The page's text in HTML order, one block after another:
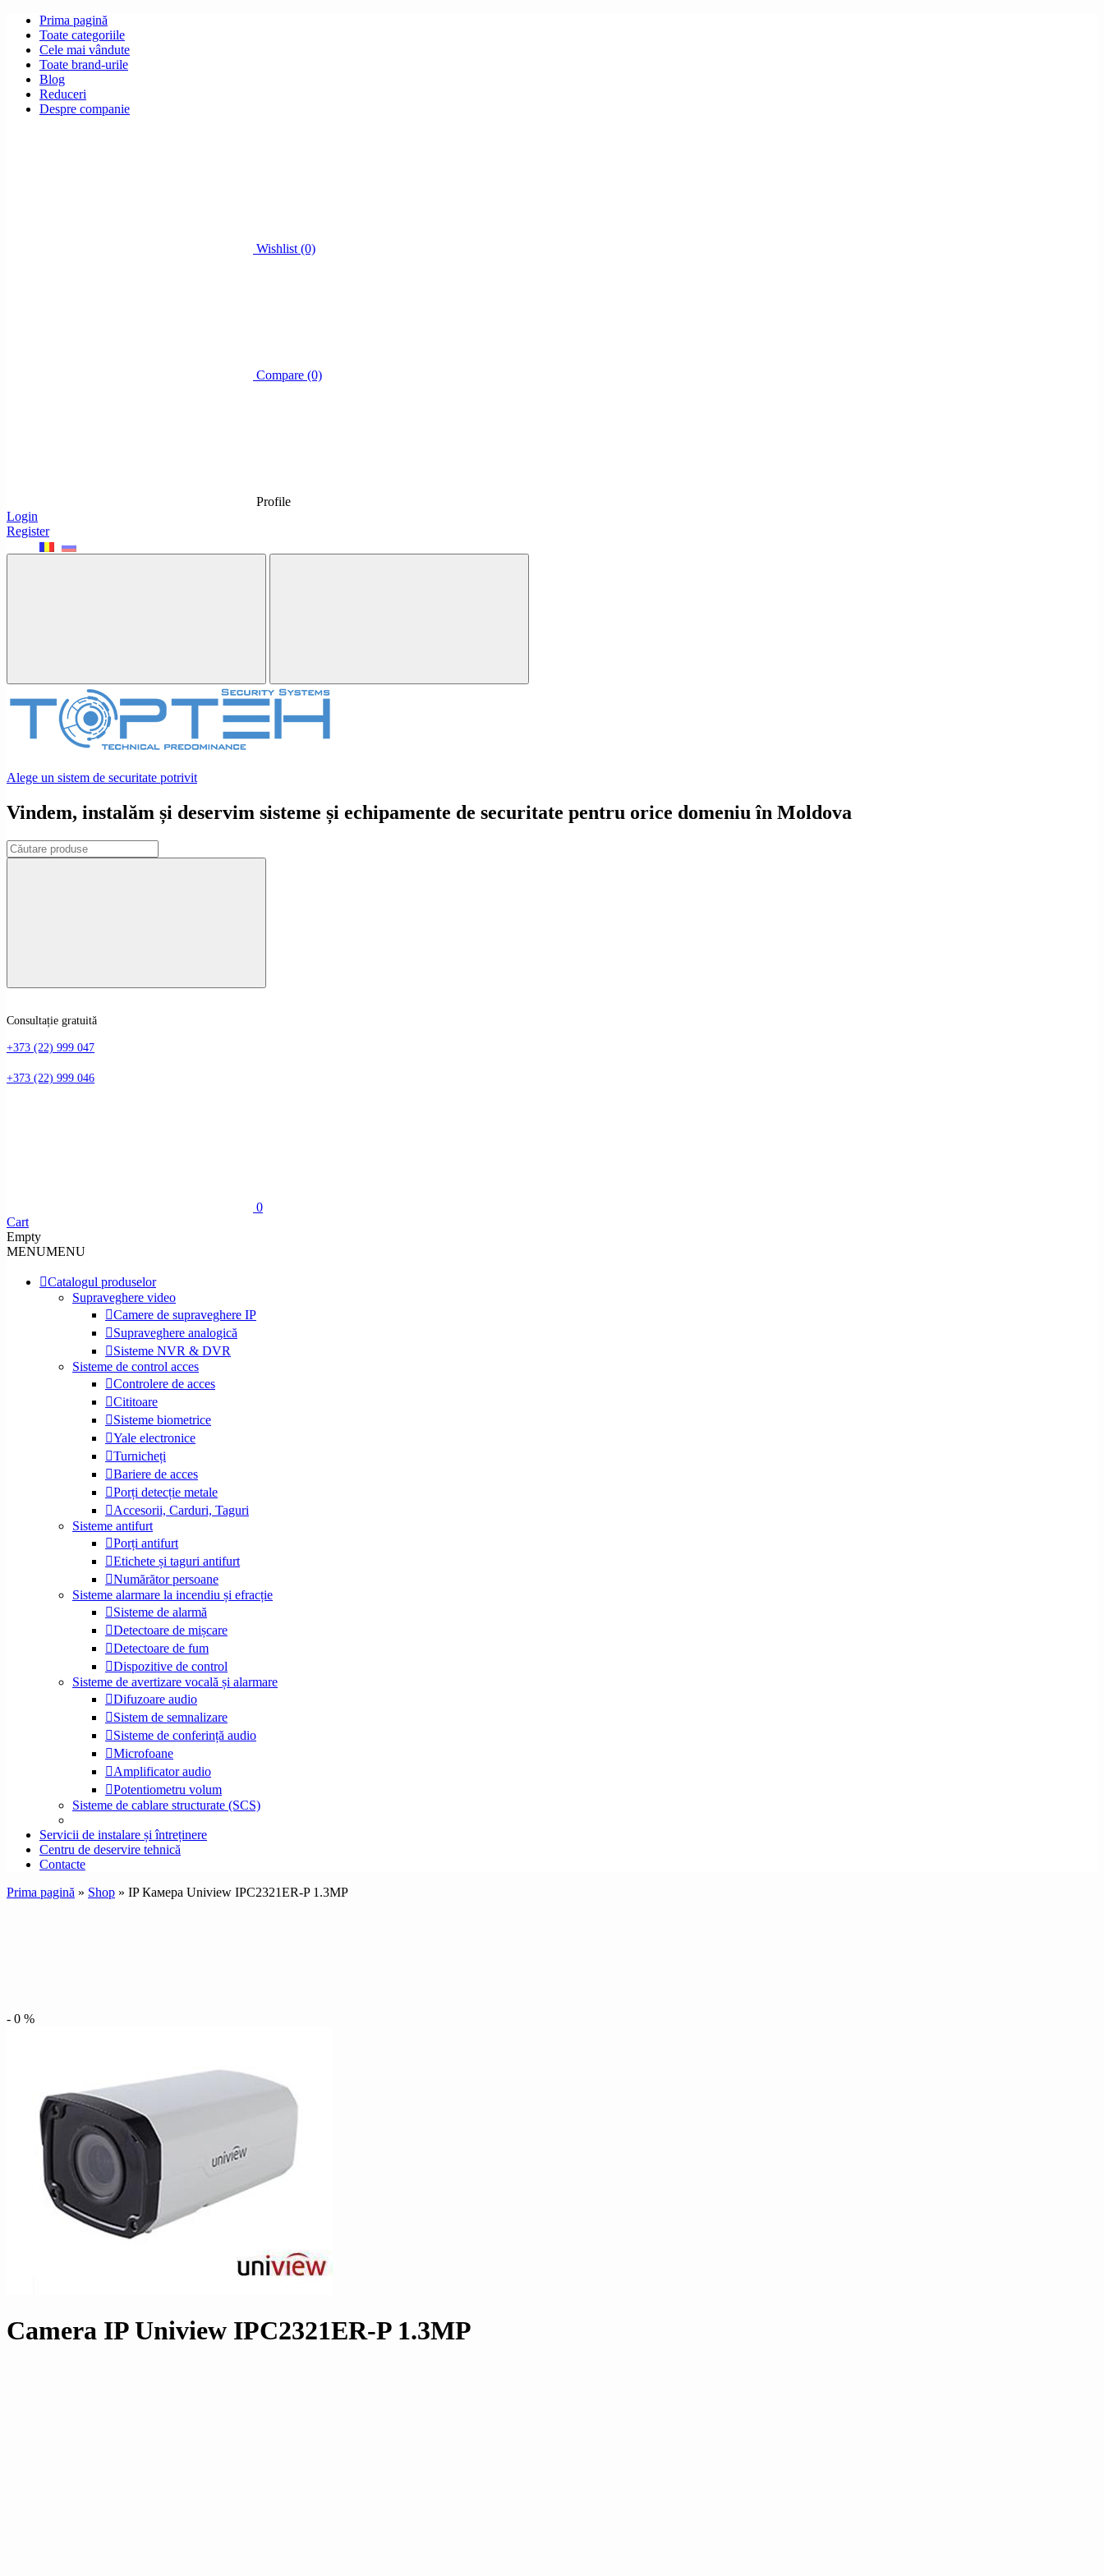
Prima pagină
Toate categoriile
Cele mai vândute
Toate brand-urile
Blog
Reduceri
Despre companie
Wishlist (0)
Compare (0)
Profile
Login
Register
Alege un sistem de securitate potrivit
Vindem, instalăm și deservim sisteme și echipamente de securitate pentru orice domeniu în Moldova
Consultație gratuită
+373 (22) 999 047
+373 (22) 999 046
0
Cart
Empty
MENUMENU
Catalogul produselor
Supraveghere video
Camere de supraveghere IP
Supraveghere analogică
Sisteme NVR & DVR
Sisteme de control acces
Controlere de acces
Cititoare
Sisteme biometrice
Yale electronice
Turnicheți
Bariere de acces
Porți detecție metale
Accesorii, Carduri, Taguri
Sisteme antifurt
Porți antifurt
Etichete și taguri antifurt
Numărător persoane
Sisteme alarmare la incendiu și efracție
Sisteme de alarmă
Detectoare de mișcare
Detectoare de fum
Dispozitive de control
Sisteme de avertizare vocală și alarmare
Difuzoare audio
Sistem de semnalizare
Sisteme de conferință audio
Microfoane
Amplificator audio
Potentiometru volum
Sisteme de cablare structurate (SCS)
Servicii de instalare și întreținere
Centru de deservire tehnică
Contacte
Prima pagină » Shop » IP Камера Uniview IPC2321ER-P 1.3MP
- 0 %
Camera IP Uniview IPC2321ER-P 1.3MP